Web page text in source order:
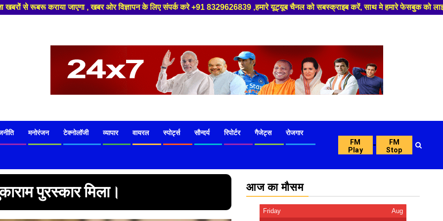
, खबर ओर विज्ञापन के लिए संपर्क करे +91 8329626839 ,हमारे यूट्यूब चैनल को सबस्क्राइब करें, साथ मे हमारे फेसबुक को लाइक जरूर करें ,
मनोरंजन टेक्नोलॉजी व्यापार वायरल स्पोर्ट्स सौन्दर्य रिपोर्टर गैजेट्स रोजगार
FM
Play
-
FM
Stop
पुरस्कार मिला। आज का मौसम
Friday Aug